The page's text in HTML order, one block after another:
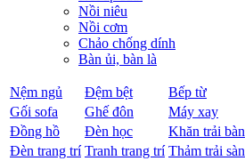
Nồi niêu
Nồi cơm
Chảo chống dính
Bàn ủi, bàn là
Nệm ngủ Đệm bệt Bếp từ
Gối sofa
Ghế đôn Máy xay
Đồng hồ
Đèn học Khăn trải bàn
Đèn trang trí Tranh trang trí Thảm trải sàn